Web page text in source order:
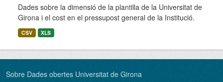
Dades sobre la dimensió de la plantilla de la Universitat de
Girona i el cost en el pressupost general de la Institució.
CSV XLS
Sobre Dades obertes Universitat de Girona